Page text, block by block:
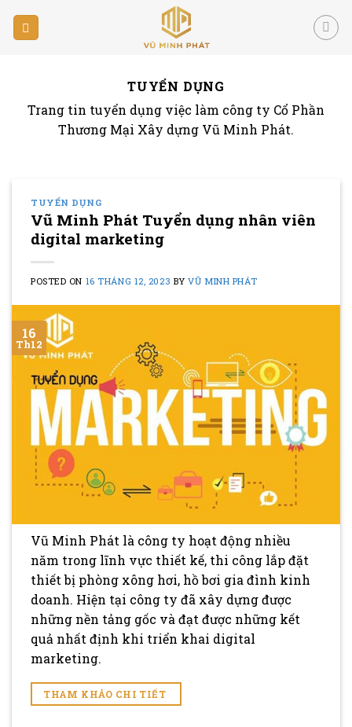
TUYỂN DỤNG
Trang tin tuyển dụng việc làm công ty Cổ Phần
Thương Mại Xây dựng Vũ Minh Phát.
TUYỂN DỤNG
Vũ Minh Phát Tuyển dụng nhân viên
digital marketing
POSTED ON 16 THÁNG 12, 2023 BYVŨ MINH PHÁT
16
Th12
Vũ Minh Phát là công ty hoạt động nhiều
năm trong lĩnh vực thiết kế, thi công lắp đặt
thiết bị phòng xông hơi, hồ bơi gia đình kinh
doanh. Hiện tại công ty đã xây dựng được
những nền tảng gốc và đạt được những kết
quả nhất định khi triển khai digital
marketing.
THAM KHẢO CHI TIẾT